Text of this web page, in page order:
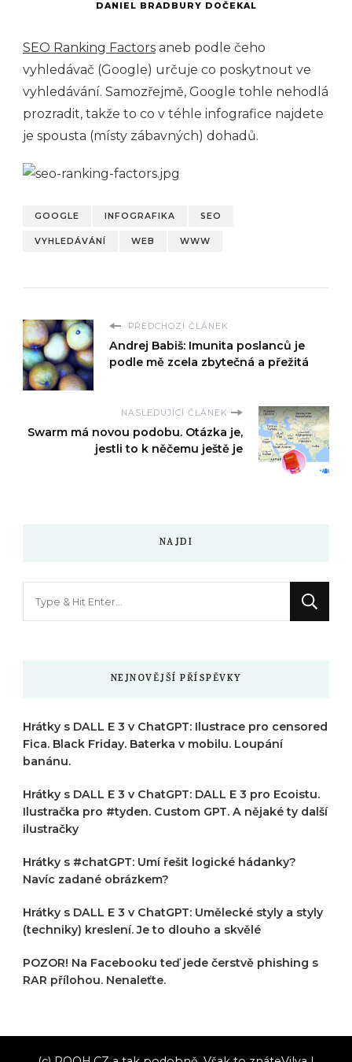
DANIEL BRADBURY DOČEKAL
SEO Ranking Factors aneb podle čeho
vyhledávač (Google) určuje co poskytnout ve
vyhledávání. Samozřejmě, Google tohle nehodlá
prozradit, takže to co v téhle infografice najdete
je spousta (místy zábavných) dohadů.
GOOGLE INFOGRAFIKA SEO
VYHLEDÁVÁNÍ WEB WWW
PŘEDCHOZÍ ČLÁNEK
Andrej Babiš: Imunita poslanců je
podle mě zcela zbytečná a přežitá
NASLEDUJÍCÍ ČLÁNEK
Swarm má novou podobu. Otázka je,
jestli to k něčemu ještě je
NAJDI
NEJNOVĚJŠÍ PŘÍSPĚVKY
Hrátky s DALL E 3 v ChatGPT: Ilustrace pro censored
Fica. Black Friday. Baterka v mobilu. Loupání
banánu.
Hrátky s DALL E 3 v ChatGPT: DALL E 3 pro Ecoistu.
Ilustračka pro #tyden. Custom GPT. A nějaké ty další
ilustračky
Hrátky s #chatGPT: Umí řešit logické hádanky?
Navíc zadané obrázkem?
Hrátky s DALL E 3 v ChatGPT: Umělecké styly a styly
(techniky) kreslení. Je to dlouho a skvělé
POZOR! Na Facebooku teď jede čerstvě phishing s
RAR přílohou. Nenaleťte.